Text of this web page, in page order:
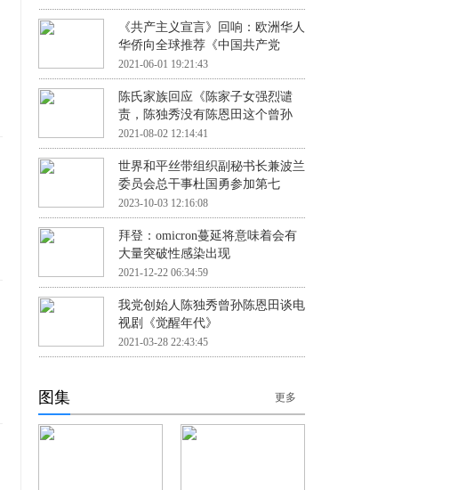
《共产主义宣言》回响：欧洲华人
华侨向全球推荐《中国共产党
2021-06-01 19:21:43
陈氏家族回应《陈家子女强烈谴
责，陈独秀没有陈恩田这个曾孙
2021-08-02 12:14:41
世界和平丝带组织副秘书长兼波兰
委员会总干事杜国勇参加第七
2023-10-03 12:16:08
拜登：omicron蔓延将意味着会有
大量突破性感染出现
2021-12-22 06:34:59
我党创始人陈独秀曾孙陈恩田谈电
视剧《觉醒年代》
2021-03-28 22:43:45
图集 更多